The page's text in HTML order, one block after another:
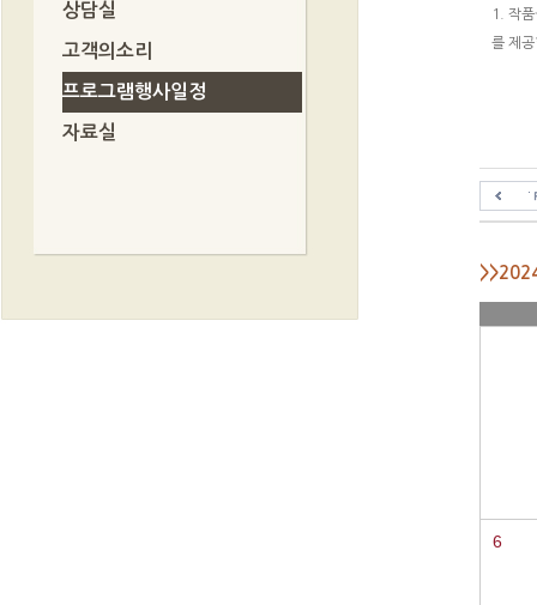
상담실
고객의소리
프로그램행사일정
자료실
1. 작
를 제
6